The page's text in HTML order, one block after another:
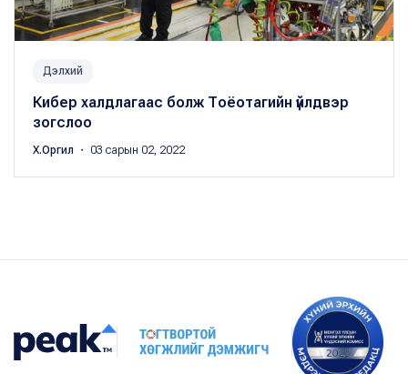
Дэлхий
Кибер халдлагаас болж Тоёотагийн үйлдвэр
зогслоо
Х.Оргил ・ 03 сарын 02, 2022